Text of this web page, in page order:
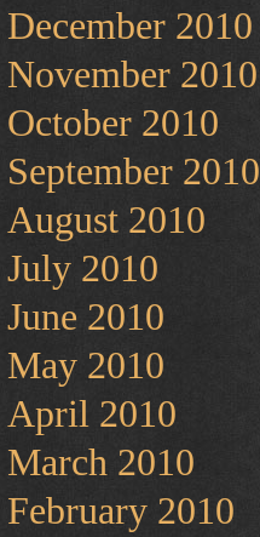
December 2010
November 2010
October 2010
September 2010
August 2010
July 2010
June 2010
May 2010
April 2010
March 2010
February 2010